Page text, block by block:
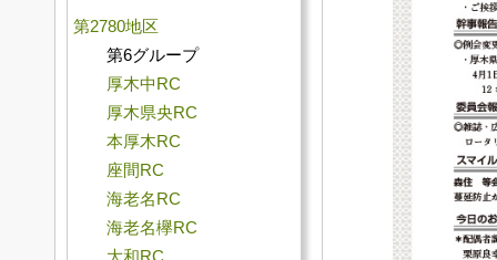
第2780地区
第6グループ
厚木中RC
厚木県央RC
本厚木RC
座間RC
海老名RC
海老名欅RC
大和RC